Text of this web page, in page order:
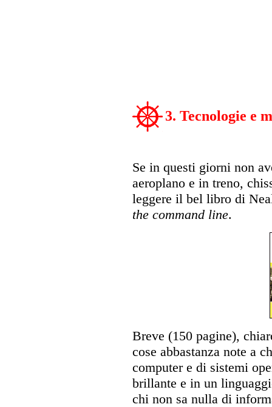
3. Tecnologie e
Se in questi giorni non
aeroplano e in treno,
leggere il bel libro di
the command line.
Breve (150 pagine),
cose abbastanza note a
computer e di sistemi
brillante e in un
chi non sa nulla di